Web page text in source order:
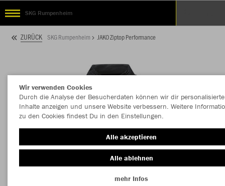
SKG Rumpenheim
ZURÜCK SKG Rumpenheim JAKO Ziptop Performance
Wir verwenden Cookies
Durch die Analyse der Besucherdaten können wir dir personalisierte
Inhalte anzeigen und unsere Website verbessern. Weitere
zu den Cookies findest Du in den Einstellungen.
Alle akzeptieren
Alle ablehnen
mehr Infos